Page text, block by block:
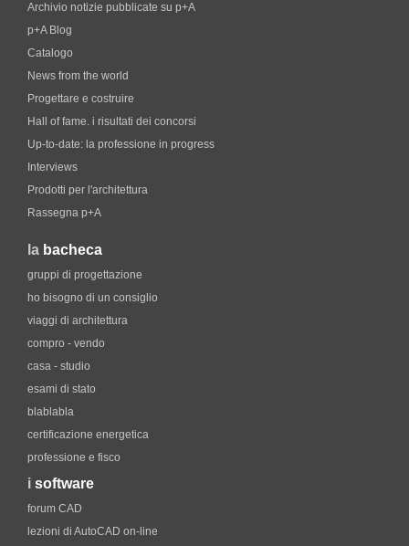
Archivio notizie pubblicate su p+A
p+A Blog
Catalogo
News from the world
Progettare e costruire
Hall of fame. i risultati dei concorsi
Up-to-date: la professione in progress
Interviews
Prodotti per l'architettura
Rassegna p+A
la bacheca
gruppi di progettazione
ho bisogno di un consiglio
viaggi di architettura
compro - vendo
casa - studio
esami di stato
blablabla
certificazione energetica
professione e fisco
i software
forum CAD
lezioni di AutoCAD on-line